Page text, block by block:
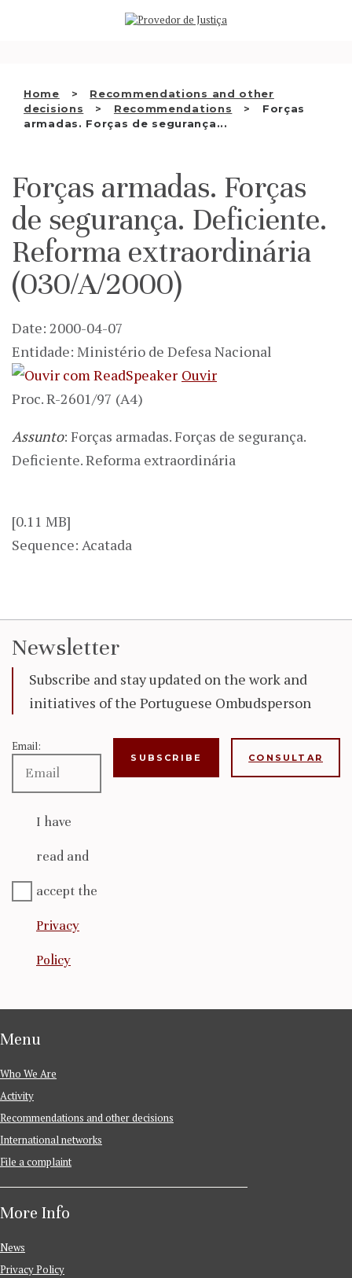
Home
Recommendations and other
decisions
Recommendations
Forças
armadas. Forças de segurança...
WHO WE ARE
INSTITUTION
EN
Forças armadas. Forças
de segurança. Deficiente.
Reforma extraordinária
(030/A/2000)
Date: 2000-04-07
Entidade: Ministério de Defesa Nacional
Ouvir
Proc. R-2601/97 (A4)
Assunto: Forças armadas. Forças de segurança.
Deficiente. Reforma extraordinária
[0.11 MB]
Sequence: Acatada
Newsletter
Subscribe and stay updated on the work and
initiatives of the Portuguese Ombudsperson
Email:
I have
read and
accept the
Privacy
Policy
CONSULTAR
Menu
Who We Are
Activity
Recommendations and other decisions
International networks
File a complaint
More Info
News
Privacy Policy